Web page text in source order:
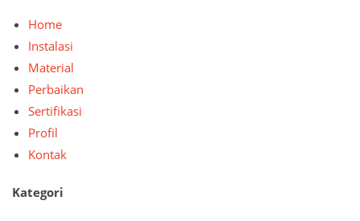
Home
Instalasi
Material
Perbaikan
Sertifikasi
Profil
Kontak
Kategori